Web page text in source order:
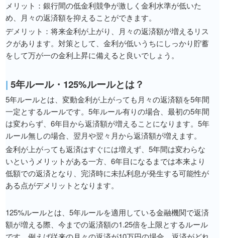
メリット：銀行間の低金利競争が激しく金利水準が低いた
め、月々の返済額を抑えることができます。
デメリット：将来金利が上がり、月々の返済額が増えるリス
クがあります。対策として、金利が低いうちにしっかり貯蓄
をして万が一の金利上昇に備えると良いでしょう。
| 5年ルール・125%ルールとは？
5年ルールとは、変動金利が上がっても月々の返済額を5年間
一定とするルールです。5年ルール有りの場合、最初の5年間
は変わらず、6年目から返済額が増えることになります。5年
ルール無しの場合、翌月や翌々月から返済額が増えます。
金利が上がっても返済はすぐには増えず、5年間は変わらな
いというメリットがある一方、6年目になるまでは本来より
低額での返済となり、完済時に未払利息が発生する可能性が
ある点がデメリットとなります。
125%ルールとは、5年ルールを適用している金融機関で返済
額が増える際、今までの返済額の1.25倍を上限とするルール